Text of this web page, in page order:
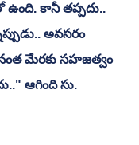
ఉంది. కానీ తప్పదు..
అవసరం
మేరకు సహజత్వం
ఆగింది సు.